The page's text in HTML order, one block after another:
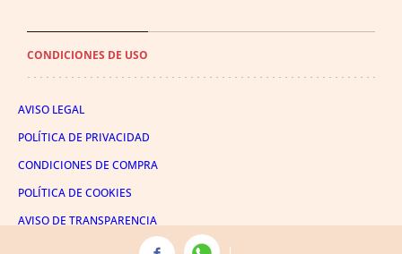
CONDICIONES DE USO
AVISO LEGAL
POLÍTICA DE PRIVACIDAD
CONDICIONES DE COMPRA
POLÍTICA DE COOKIES
AVISO DE TRANSPARENCIA
ADMINISTRACIÓN UTIQ